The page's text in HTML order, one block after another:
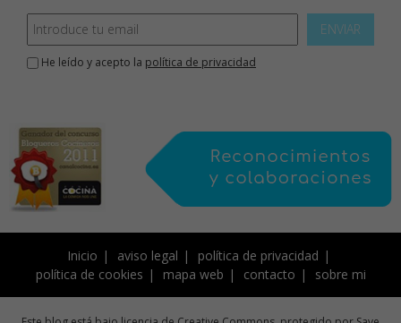
ENVIAR
He leído y acepto la política de privacidad
Inicio aviso legal
política de privacidad
política de cookies
mapa web contacto sobre mi